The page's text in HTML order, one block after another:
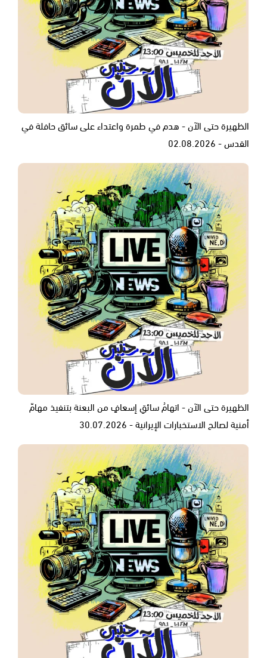
الظهيرة حتى الآن - هدم في طمرة واعتداء على سائق حافلة في
القدس - 02.08.2026
الظهيرة حتى الآن - اتهامُ سائقِ إسعافٍ من البعنة بتنفيذ مهامّ
أمنية لصالح الاستخبارات الإيرانية - 30.07.2026